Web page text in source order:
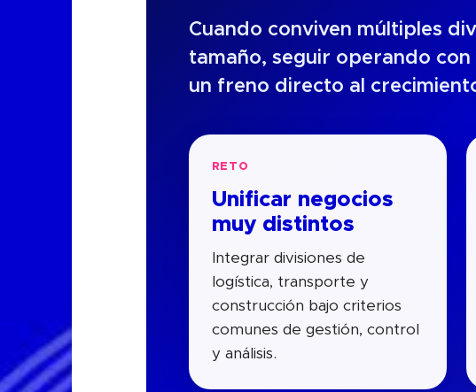
Cuando conviven múltiples
tamaño, seguir operando
un freno directo al
RETO
Unificar negocios
muy distintos
Integrar divisiones de
logística, transporte y
construcción bajo criterios
comunes de gestión, control
y análisis.